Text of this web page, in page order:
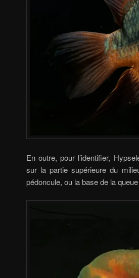
En outre, pour l’identifier,
sur la partie supérieure du
pédoncule, ou la base de la